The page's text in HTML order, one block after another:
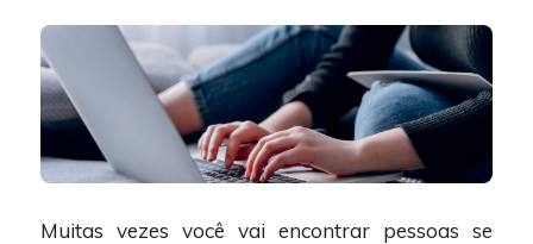
Muitas vezes você vai encontrar pessoas se